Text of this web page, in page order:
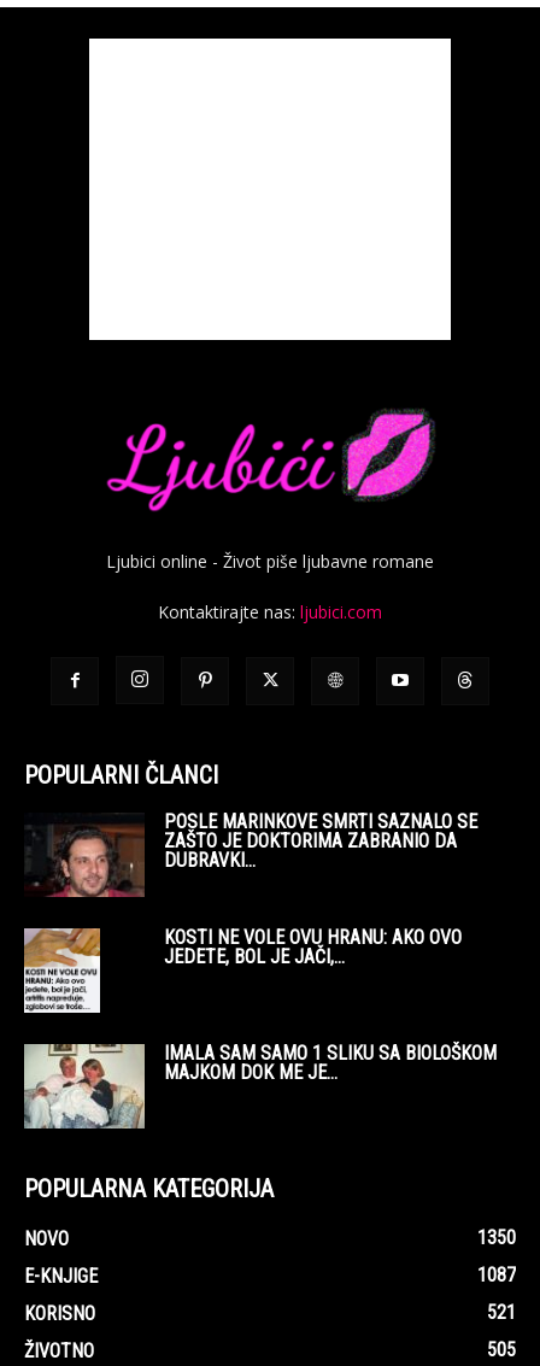
Ljubici online - Život piše ljubavne romane
Kontaktirajte nas: ljubici.com
POPULARNI ČLANCI
POSLE MARINKOVE SMRTI SAZNALO SE
ZAŠTO JE DOKTORIMA ZABRANIO DA
DUBRAVKI...
KOSTI NE VOLE OVU HRANU: AKO OVO
JEDETE, BOL JE JAČI,...
IMALA SAM SAMO 1 SLIKU SA BIOLOŠKOM
MAJKOM DOK ME JE...
POPULARNA KATEGORIJA
NOVO
1350
E-KNJIGE
1087
KORISNO
521
ŽIVOTNO
505